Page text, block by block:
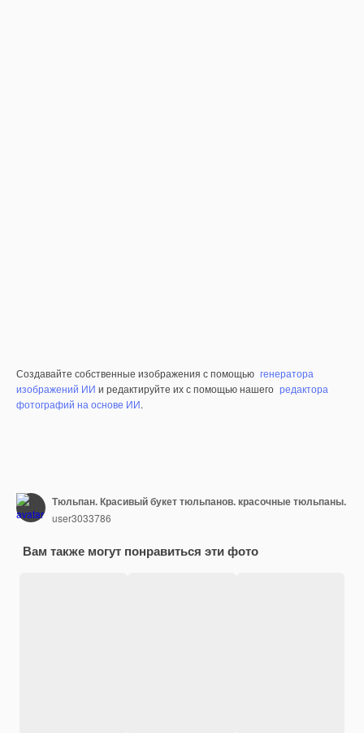
Создавайте собственные изображения с помощью генератора
изображений ИИ и редактируйте их с помощью нашего редактора
фотографий на основе ИИ.
Тюльпан. Красивый букет тюльпанов. красочные тюльпаны.
user3033786
Вам также могут понравиться эти фото